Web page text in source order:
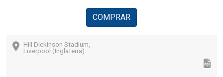
COMPRAR
Hill Dickinson Stadium,
Liverpool (Inglaterra)